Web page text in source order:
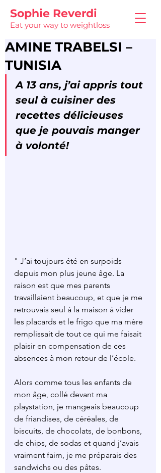
Sophie Reverdi
Eat your way to weightloss
AMINE TRABELSI –
TUNISIA
A 13 ans, j’ai appris tout
seul à cuisiner des
recettes délicieuses
que je pouvais manger
à volonté!
" J’ai toujours été en surpoids
depuis mon plus jeune âge. La
raison est que mes parents
travaillaient beaucoup, et que je me
retrouvais seul à la maison à vider
les placards et le frigo que ma mère
remplissait de tout ce qui me faisait
plaisir en compensation de ces
absences à mon retour de l’école.
Alors comme tous les enfants de
mon âge, collé devant ma
playstation, je mangeais beaucoup
de friandises, de céréales, de
biscuits, de chocolats, de bonbons,
de chips, de sodas et quand j’avais
vraiment faim, je me préparais des
sandwichs ou des pâtes.